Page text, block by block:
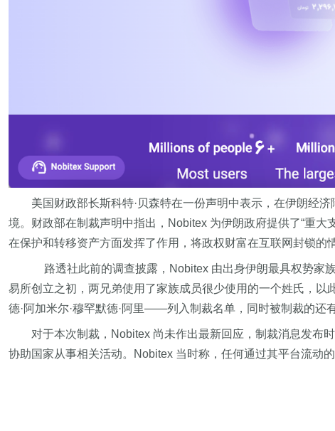
美国财政部长斯科特·贝森特在一份声明中表示，在伊朗经
境。财政部在制裁声明中指出，Nobitex 为伊朗政府提供了“重
在保护和转移资产方面发挥了作用，将政权财富在互联网封锁的
路透社此前的调查披露，Nobitex 由出身伊朗最具权势家
易所创立之初，两兄弟使用了家族成员很少使用的一个姓氏，以
德·阿加米尔·穆罕默德·阿里——列入制裁名单，同时被制裁的还
对于本次制裁，Nobitex 尚未作出最新回应，制裁消息发布
协助国家从事相关活动。Nobitex 当时称，任何通过其平台流动